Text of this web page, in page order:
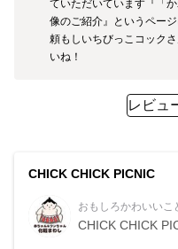
ていただいています『「
像のご紹介』というページ
頼もしいちびっこコック
いね！
レビュ
CHICK CHICK PICNIC
おもしろかわいいこ
CHICK CHICK